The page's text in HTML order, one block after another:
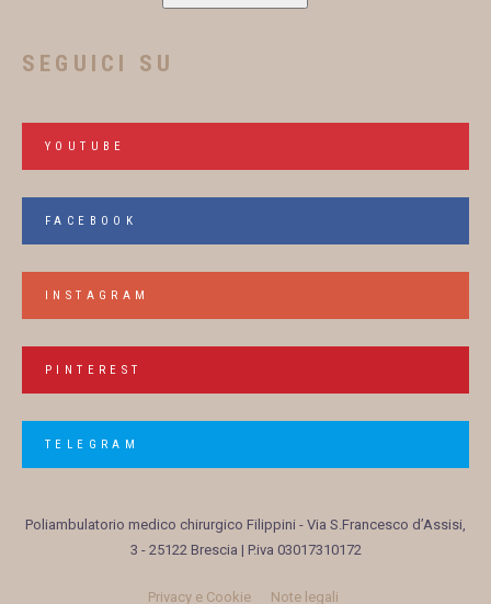
SEGUICI SU
YOUTUBE
FACEBOOK
INSTAGRAM
PINTEREST
TELEGRAM
Poliambulatorio medico chirurgico Filippini - Via S.Francesco d’Assisi,
3 - 25122 Brescia | P.iva 03017310172
Privacy e Cookie Note legali